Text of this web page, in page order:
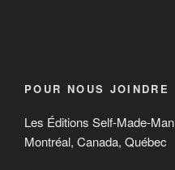
POUR NOUS JOINDRE
Les Éditions Self-Made-Man
Montréal, Canada, Québec